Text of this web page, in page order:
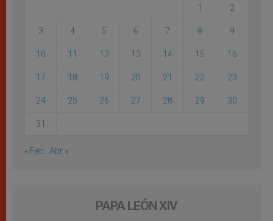
1 2
3 4 5 6 7 8 9
10 11 12 13 14 15 16
17 18 19 20 21 22 23
24 25 26 27 28 29 30
31
« Feb Abr »
PAPA LEÓN XIV